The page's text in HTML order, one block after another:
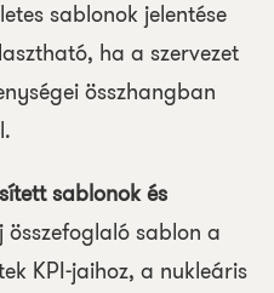
sablonok jelentése
ha a szervezet
összhangban
sablonok és
összefoglaló sablon a
KPI-jaihoz, a nukleáris